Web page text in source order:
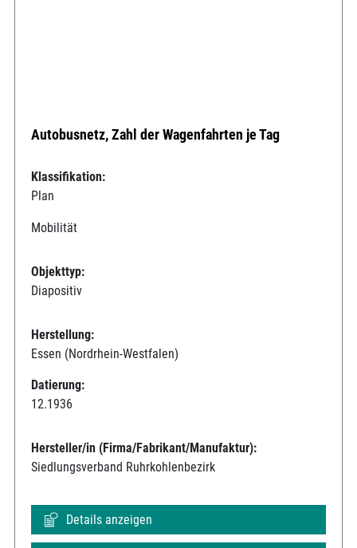
Autobusnetz, Zahl der Wagenfahrten je Tag
Klassifikation:
Plan
Mobilität
Objekttyp:
Diapositiv
Herstellung:
Essen (Nordrhein-Westfalen)
Datierung:
12.1936
Hersteller/in (Firma/Fabrikant/Manufaktur):
Siedlungsverband Ruhrkohlenbezirk
Details anzeigen